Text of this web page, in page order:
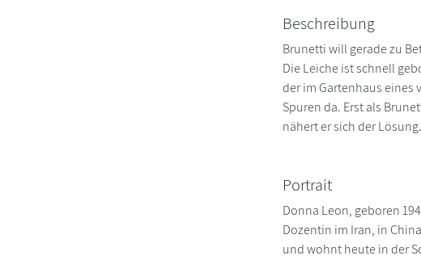
Beschreibung
Brunetti will gerade zu
Die Leiche ist schnell
der im Gartenhaus eines
Spuren da. Erst als
nähert er sich der Lösung.
Portrait
Donna Leon, geboren
Dozentin im Iran, in
und wohnt heute in der